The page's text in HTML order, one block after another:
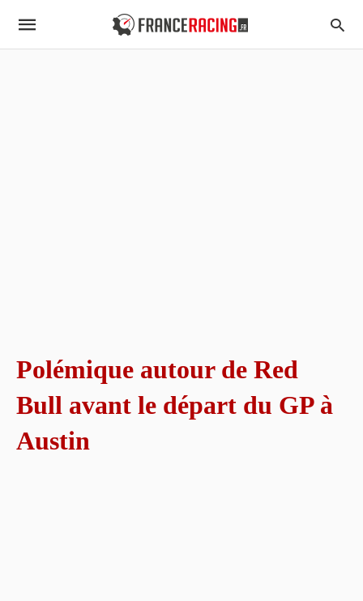
Polémique autour de Red
Bull avant le départ du GP à
Austin